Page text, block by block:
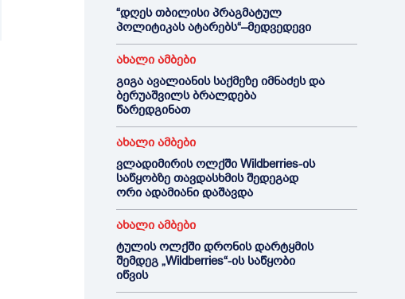
“დღეს თბილისი პრაგმატულ
პოლიტიკას ატარებს“–მედვედევი
ახალი ამბები
გიგა ავალიანის საქმეზე იმნაძეს და
ბერუაშვილს ბრალდება
წარედგინათ
ახალი ამბები
ვლადიმირის ოლქში Wildberries-ის
საწყობზე თავდასხმის შედეგად
ორი ადამიანი დაშავდა
ახალი ამბები
ტულის ოლქში დრონის დარტყმის
შემდეგ „Wildberries“-ის საწყობი
იწვის